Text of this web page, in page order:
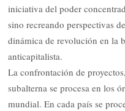
iniciativa del poder
sino recreando perspectivas
dinámica de revolución en la
anticapitalista.
La confrontación de
subalterna se procesa en los
mundial. En cada país se